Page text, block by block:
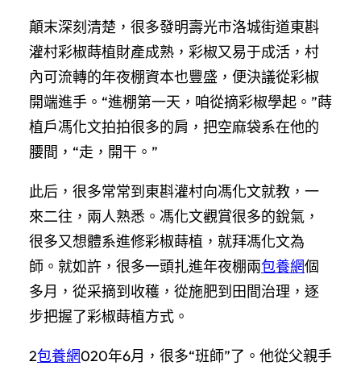
顛末深刻清楚，很多發明壽光市洛城街道東斟
灌村彩椒蒔植財產成熟，彩椒又易于成活，村
內可流轉的年夜棚資本也豐盛，便決議從彩椒
開端進手。“進棚第一天，咱從摘彩椒學起。”蒔
植戶馮化文拍拍很多的肩，把空麻袋系在他的
腰間，“走，開干。”
此后，很多常常到東斟灌村向馮化文就教，一
來二往，兩人熟悉。馮化文觀賞很多的銳氣，
很多又想體系進修彩椒蒔植，就拜馮化文為
師。就如許，很多一頭扎進年夜棚兩包養網個
多月，從采摘到收穫，從施肥到田間治理，逐
步把握了彩椒蒔植方式。
2包養網020年6月，很多“班師”了。他從父親手